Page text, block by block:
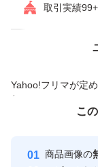
取引実績99+
Yahoo!フリマが定
付与しています
安心取引出品者
価格の
こ
商品画像の
この商品をみて